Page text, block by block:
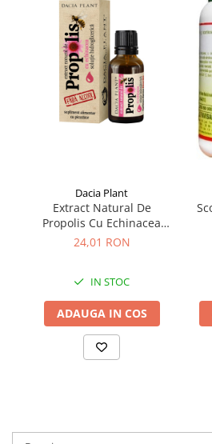
Dacia Plant
Extract Natural De
Propolis Cu Echinacea
Solutie Cu Picurator 20 ml
24,01 RON
IN STOC
ADAUGA IN COS